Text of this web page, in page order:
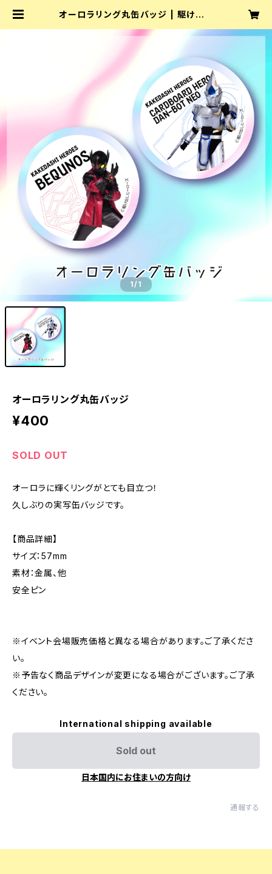
オーロラリング丸缶バッジ | 駆け出し
1/1
オーロラリング丸缶バッジ
¥400
SOLD OUT
オーロラに輝くリングがとても目立つ！
久しぶりの実写缶バッジです。
【商品詳細】
サイズ：57mm
素材：金属、他
安全ピン
※イベント会場販売価格と異なる場合があります。ご了承くださ
い。
※予告なく商品デザインが変更になる場合がございます。ご了承
ください。
International shipping available
Sold out
日本国内にお住まいの方向け
通報する